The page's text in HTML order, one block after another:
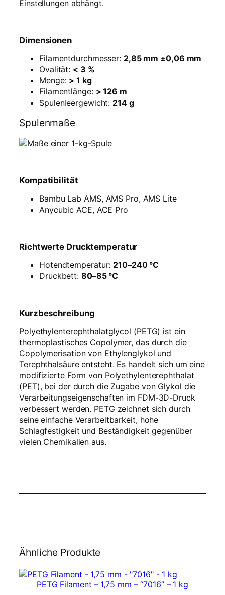
Einstellungen abhängt.
Dimensionen
Filamentdurchmesser: 2,85 mm ±0,06 mm
Ovalität: < 3 %
Menge: > 1 kg
Filamentlänge: > 126 m
Spulenleergewicht: 214 g
Spulenmaße
Kompatibilität
Bambu Lab AMS, AMS Pro, AMS Lite
Anycubic ACE, ACE Pro
Richtwerte Drucktemperatur
Hotendtemperatur: 210–240 °C
Druckbett: 80–85 °C
Kurzbeschreibung
Polyethylenterephthalatglycol (PETG) ist ein
thermoplastisches Copolymer, das durch die
Copolymerisation von Ethylenglykol und
Terephthalsäure entsteht. Es handelt sich um eine
modifizierte Form von Polyethylenterephthalat
(PET), bei der durch die Zugabe von Glykol die
Verarbeitungseigenschaften im FDM-3D-Druck
verbessert werden. PETG zeichnet sich durch
seine einfache Verarbeitbarkeit, hohe
Schlagfestigkeit und Beständigkeit gegenüber
vielen Chemikalien aus.
Ähnliche Produkte
PETG Filament – 1,75 mm – “7016” – 1 kg